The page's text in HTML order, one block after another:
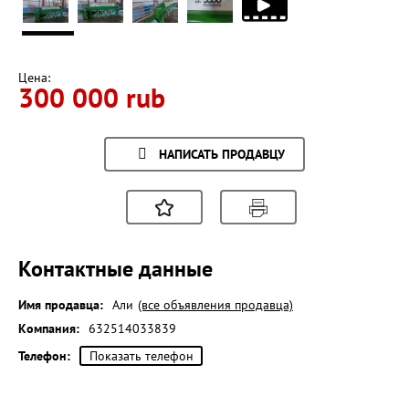
Цена:
300 000 rub
НАПИСАТЬ ПРОДАВЦУ
Контактные данные
Имя продавца: Али (все объявления продавца)
Компания: 632514033839
Телефон:
Показать телефон